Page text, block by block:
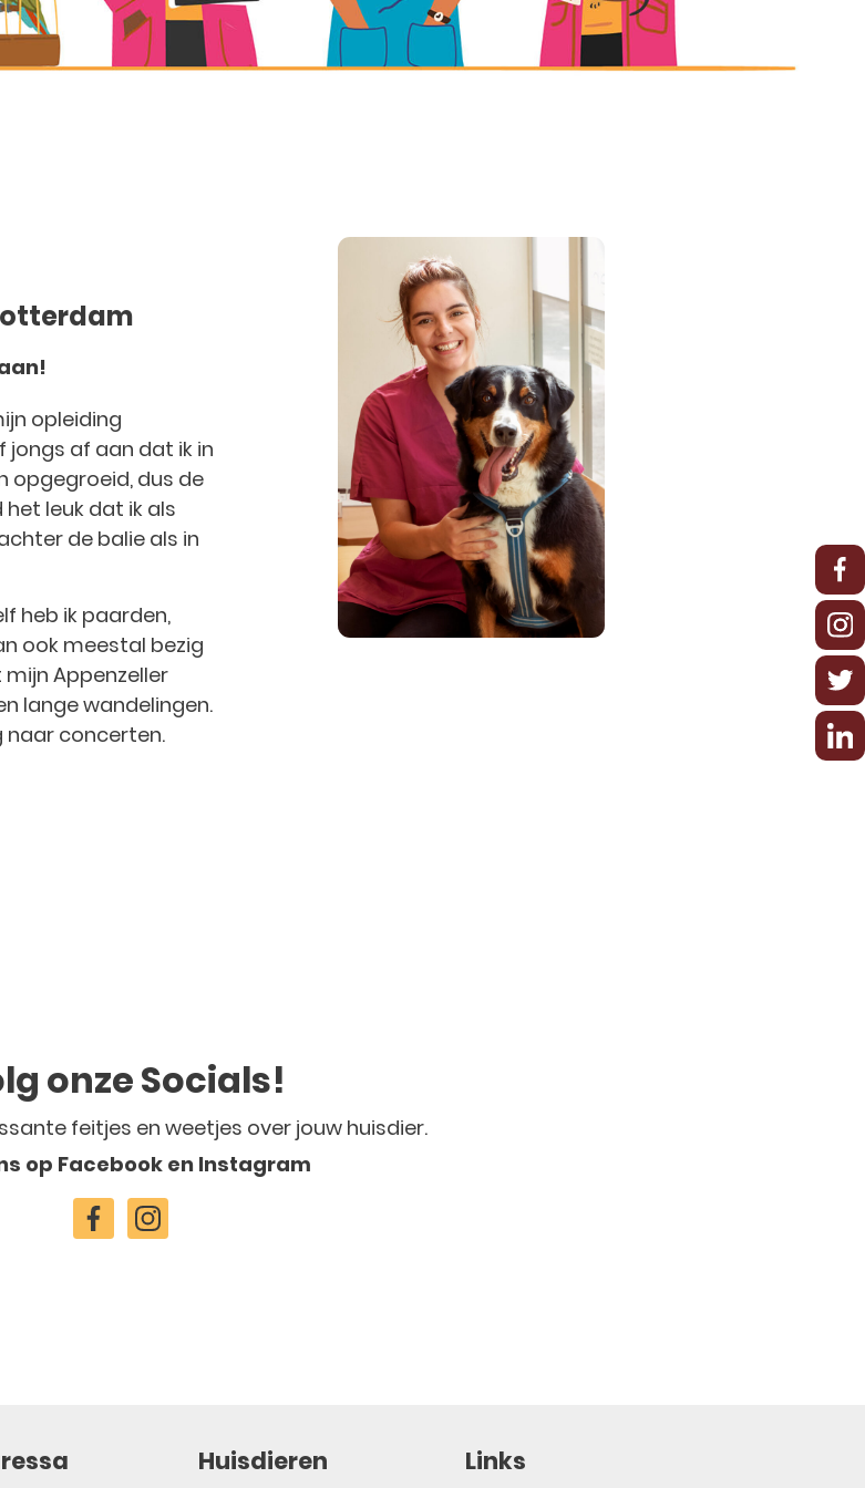
opleiding
af aan dat ik in
opgegroeid, dus de
het leuk dat ik als
de balie als in
heb ik paarden,
ook meestal bezig
Appenzeller
lange wandelingen.
naar concerten.
onze Socials!
feitjes en weetjes over jouw huisdier.
op Facebook en Instagram
Huisdieren Links